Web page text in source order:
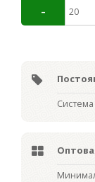
Система
Мин